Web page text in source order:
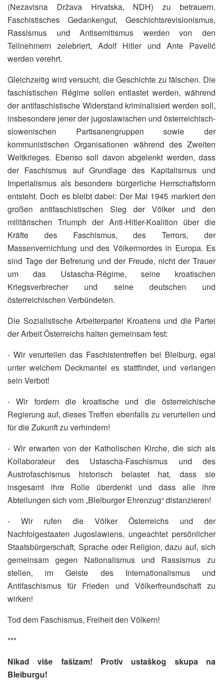
(Nezavisna Država Hrvatska, NDH) zu betrauern.
Faschistisches Gedankengut, Geschichtsrevisionismus,
Rassismus und Antisemitismus werden von den
Teilnehmern zelebriert, Adolf Hitler und Ante Pavelić
werden verehrt.
Gleichzeitig wird versucht, die Geschichte zu fälschen. Die
faschistischen Régime sollen entlastet werden, während
der antifaschistische Widerstand kriminalisiert werden soll,
insbesondere jener der jugoslawischen und österreichisch-
slowenischen Partisanengruppen sowie der
kommunistischen Organisationen während des Zweiten
Weltkrieges. Ebenso soll davon abgelenkt werden, dass
der Faschismus auf Grundlage des Kapitalismus und
Imperialismus als besondere bürgerliche Herrschaftsform
entsteht. Doch es bleibt dabei: Der Mai 1945 markiert den
großen antifaschistischen Sieg der Völker und den
militärischen Triumph der Anti-Hitler-Koalition über die
Kräfte des Faschismus, des Terrors, der
Massenvernichtung und des Völkermordes in Europa. Es
sind Tage der Befreiung und der Freude, nicht der Trauer
um das Ustascha-Régime, seine kroatischen
Kriegsverbrecher und seine deutschen und
österreichischen Verbündeten.
Die Sozialistische Arbeiterpartei Kroatiens und die Partei
der Arbeit Österreichs halten gemeinsam fest:
- Wir verurteilen das Faschistentreffen bei Bleiburg, egal
unter welchem Deckmantel es stattfindet, und verlangen
sein Verbot!
- Wir fordern die kroatische und die österreichische
Regierung auf, dieses Treffen ebenfalls zu verurteilen und
für die Zukunft zu verhindern!
- Wir erwarten von der Katholischen Kirche, die sich als
Kollaborateur des Ustascha-Faschismus und des
Austrofaschismus historisch belastet hat, dass sie
insgesamt ihre Rolle überdenkt und dass alle ihre
Abteilungen sich vom „Bleiburger Ehrenzug“ distanzieren!
- Wir rufen die Völker Österreichs und der
Nachfolgestaaten Jugoslawiens, ungeachtet persönlicher
Staatsbürgerschaft, Sprache oder Religion, dazu auf, sich
gemeinsam gegen Nationalismus und Rassismus zu
stellen, im Geiste des Internationalismus und
Antifaschismus für Frieden und Völkerfreundschaft zu
wirken!
Tod dem Faschismus, Freiheit den Völkern!
***
Nikad više fašizam! Protiv ustaškog skupa na
Bleiburgu!